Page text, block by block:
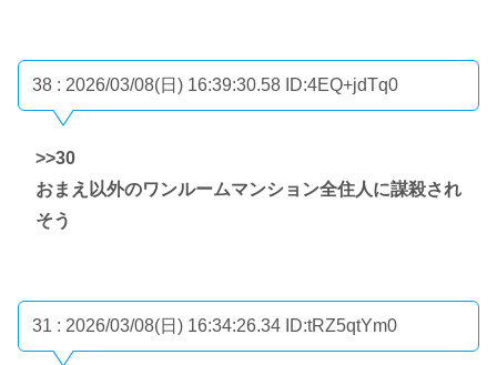
38 : 2026/03/08(日) 16:39:30.58 ID:4EQ+jdTq0
>>30
おまえ以外のワンルームマンション全住人に謀殺され
そう
31 : 2026/03/08(日) 16:34:26.34 ID:tRZ5qtYm0